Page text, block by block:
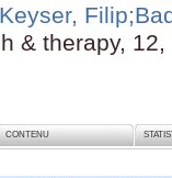
Filip
& therapy,
CONTENU